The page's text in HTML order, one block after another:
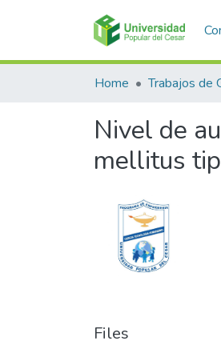
Home
Nivel de
mellitus
Files